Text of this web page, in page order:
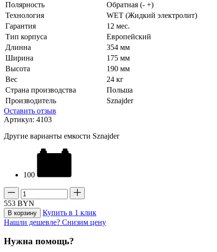
Полярность
Обратная (- +)
Технология
WET (Жидкий электролит)
Гарантия
12 мес.
Тип корпуса
Европейский
Длинна
354 мм
Ширина
175 мм
Высота
190 мм
Вес
24 кг
Страна производства
Польша
Производитель
Sznajder
Оставить отзыв
Артикул: 4103
Другие варианты емкости Sznajder
100
553 BYN
В корзину
Купить в 1 клик
Нашли дешевле? Снизим цену
Нужна помощь?